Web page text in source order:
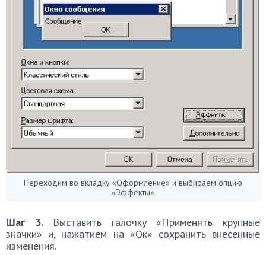
Переходим во вкладку «Оформление» и выбираем опцию
«Эффекты»
Шаг 3.Выставить галочку «Применять крупные
значки» и, нажатием на «Ок» сохранить внесенные
изменения.